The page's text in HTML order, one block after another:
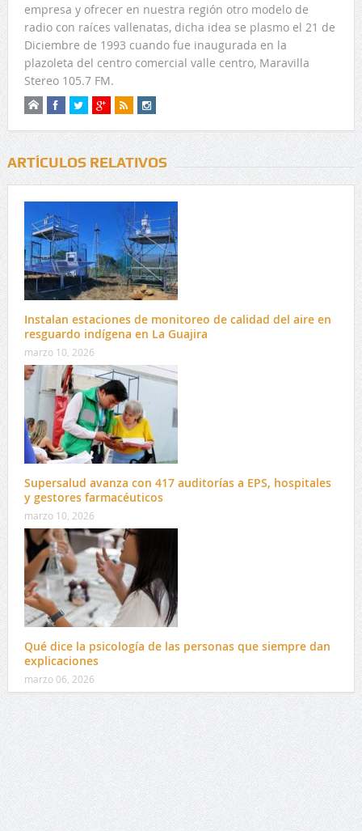
empresa y ofrecer en nuestra región otro modelo de
radio con raíces vallenatas, dicha idea se plasmo el 21 de
Diciembre de 1993 cuando fue inaugurada en la
plazoleta del centro comercial valle centro, Maravilla
Stereo 105.7 FM.
ARTÍCULOS RELATIVOS
Instalan estaciones de monitoreo de calidad del aire en
resguardo indígena en La Guajira
marzo 10, 2026
Supersalud avanza con 417 auditorías a EPS, hospitales
y gestores farmacéuticos
marzo 10, 2026
Qué dice la psicología de las personas que siempre dan
explicaciones
marzo 06, 2026